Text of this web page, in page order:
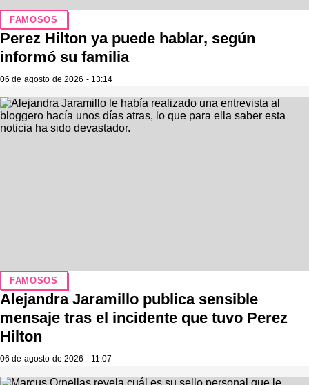
FAMOSOS
Perez Hilton ya puede hablar, según
informó su familia
06 de agosto de 2026 - 13:14
FAMOSOS
Alejandra Jaramillo publica sensible
mensaje tras el incidente que tuvo Perez
Hilton
06 de agosto de 2026 - 11:07